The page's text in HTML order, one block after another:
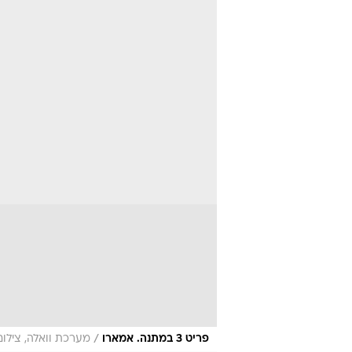
פריט 3 במתנה. אמארו / מערכת וואלה,